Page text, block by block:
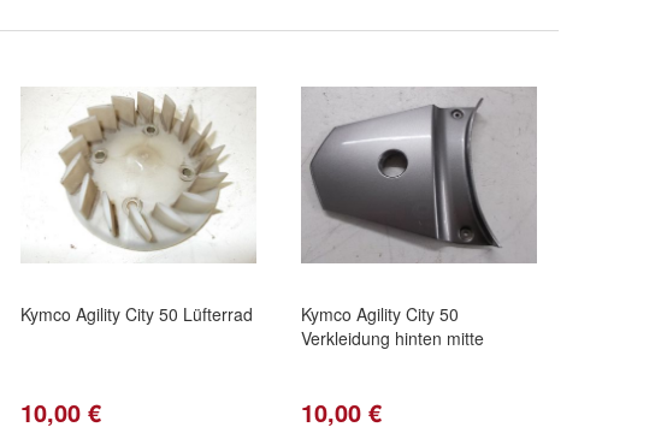
Kymco Agility City 50 Lüfterrad
10,00 €
Kymco Agility City 50
Verkleidung hinten mitte
10,00 €